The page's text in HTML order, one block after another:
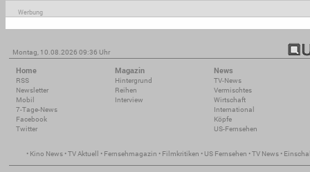
Werbung
Montag, 10.08.2026 09:36 Uhr
Home
RSS
Newsletter
Mobil
7-Tage-News
Facebook
Twitter
Magazin
Hintergrund
Reihen
Interview
News
TV-News
Vermischtes
Wirtschaft
International
Köpfe
US-Fernsehen
• Kino News •TV Aktuell • Fernsehmagazin • Filmkritiken • US Fernsehen •TV News •